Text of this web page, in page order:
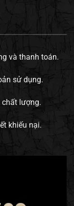
và thanh toán.
sử dụng.
chất lượng.
khiếu nại.